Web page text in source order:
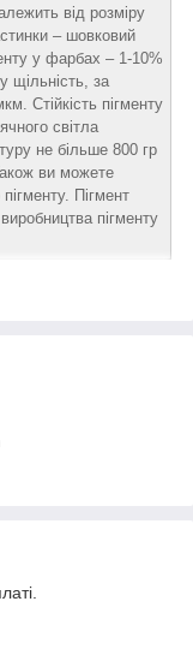
від розміру
– шовковий
у фарбах – 1-10%
щільність, за
Стійкість пігменту
світла
не більше 800 гр
ви можете
Пігмент
пігменту